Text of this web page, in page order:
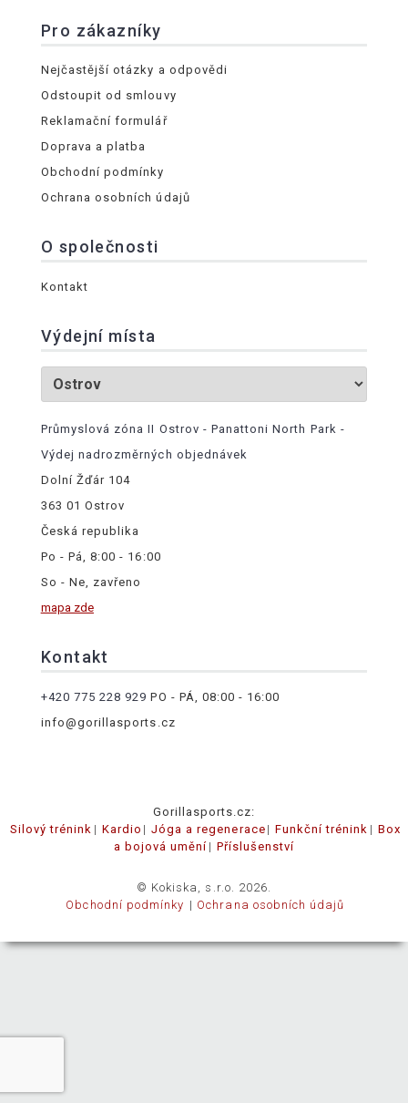
Pro zákazníky
Nejčastější otázky a odpovědi
Odstoupit od smlouvy
Reklamační formulář
Doprava a platba
Obchodní podmínky
Ochrana osobních údajů
O společnosti
Kontakt
Výdejní místa
Průmyslová zóna II Ostrov - Panattoni North Park -
Výdej nadrozměrných objednávek
Dolní Žďár 104
363 01 Ostrov
Česká republika
Po - Pá, 8:00 - 16:00
So - Ne, zavřeno
mapa zde
Kontakt
+420 775 228 929 PO - PÁ, 08:00 - 16:00
info@gorillasports.cz
Gorillasports.cz:
Silový trénink
Kardio Jóga a regenerace Funkční trénink
Box
a bojová umění
Příslušenství
© Kokiska, s.r.o. 2026.
Obchodní podmínky
Ochrana osobních údajů